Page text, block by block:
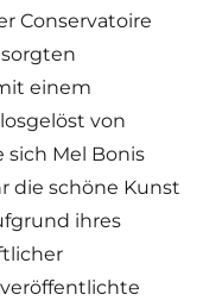
Conservatoire
einem
von
Mel Bonis
die schöne Kunst
ihres